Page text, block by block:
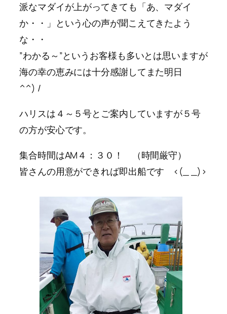
派なマダイが上がってきても「あ、マダイ
か・・」という心の声が聞こえてきたよう
な・・
”わかる～”というお客様も多いとは思いますが
海の幸の恵みには十分感謝してまた明日
^^) /
ハリスは４～５号とご案内していますが５号
の方が安心です。
集合時間はAM４：３０！ （時間厳守）
皆さんの用意ができれば即出船です <(_ _)>